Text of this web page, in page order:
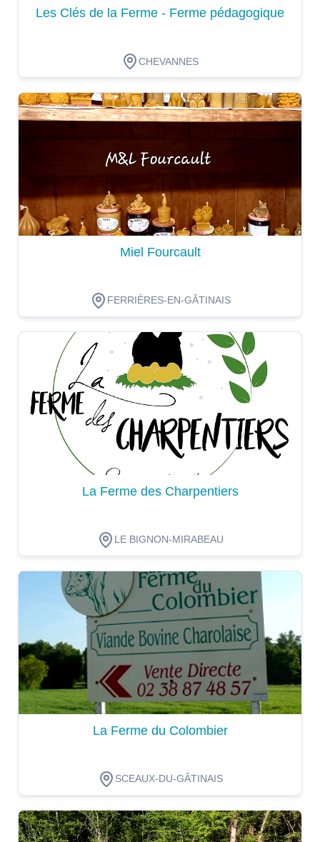
Les Clés de la Ferme - Ferme pédagogique
CHEVANNES
Dégustation
Miel Fourcault
FERRIÈRES-EN-GÂTINAIS
Dégustation
La Ferme des Charpentiers
LE BIGNON-MIRABEAU
Dégustation
La Ferme du Colombier
SCEAUX-DU-GÂTINAIS
Dégustation